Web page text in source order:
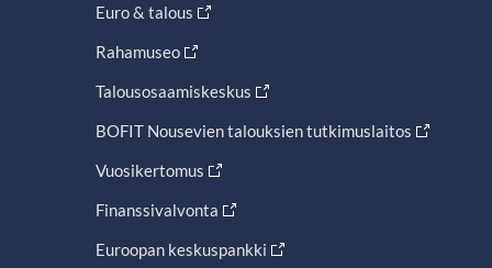
Euro & talous
Rahamuseo
Talousosaamiskeskus
BOFIT Nousevien talouksien tutkimuslaitos
Vuosikertomus
Finanssivalvonta
Euroopan keskuspankki